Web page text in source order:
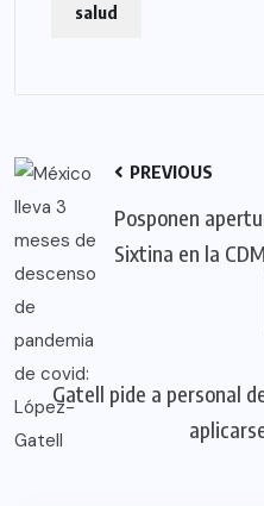
salud
PREVIOUS
Posponen
Sixtina en la
Gatell pide a personal